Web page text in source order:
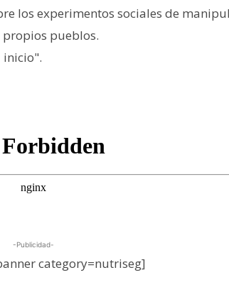
los experimentos sociales de
propios pueblos.
inicio".
-Publicidad-
category=nutriseg]